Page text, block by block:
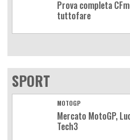
Prova completa
tuttofare
SPORT
MOTOGP
Mercato MotoGP,
Tech3